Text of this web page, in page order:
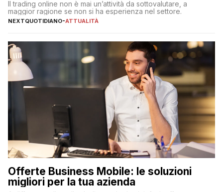
Il trading online non è mai un’attività da sottovalutare, a
maggior ragione se non si ha esperienza nel settore.
NEXTQUOTIDIANO-ATTUALITÀ
Offerte Business Mobile: le soluzioni
migliori per la tua azienda